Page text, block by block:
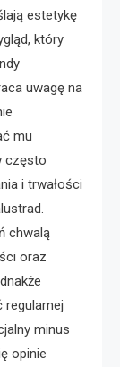
estetykę
który
uwagę na
mu
często
i trwałości
chwalą
oraz
regularnej
minus
opinie